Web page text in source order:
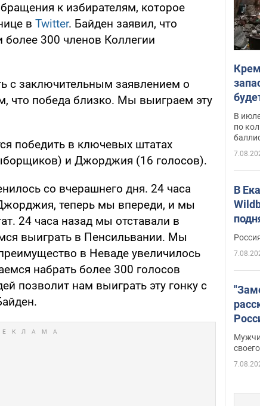
к избирателям, которое
в Twitter. Байден заявил, что
более 300 членов Коллегии
с заключительным заявлением о
что победа близко. Мы выиграем эту
победить в ключевых штатах
и Джорджия (16 голосов).
со вчерашнего дня. 24 часа
теперь мы впереди, и мы
24 часа назад мы отставали в
выиграть в Пенсильвании. Мы
в Неваде увеличилось
набрать более 300 голосов
позволит нам выиграть эту гонку с
В
по
В
Фото